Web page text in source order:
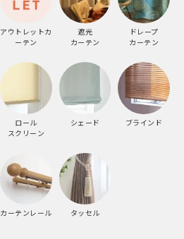
アウトレットカ
ーテン
遮光
カーテン
ドレープ
カーテン
ロール
スクリーン
シェード ブラインド
カーテンレール タッセル